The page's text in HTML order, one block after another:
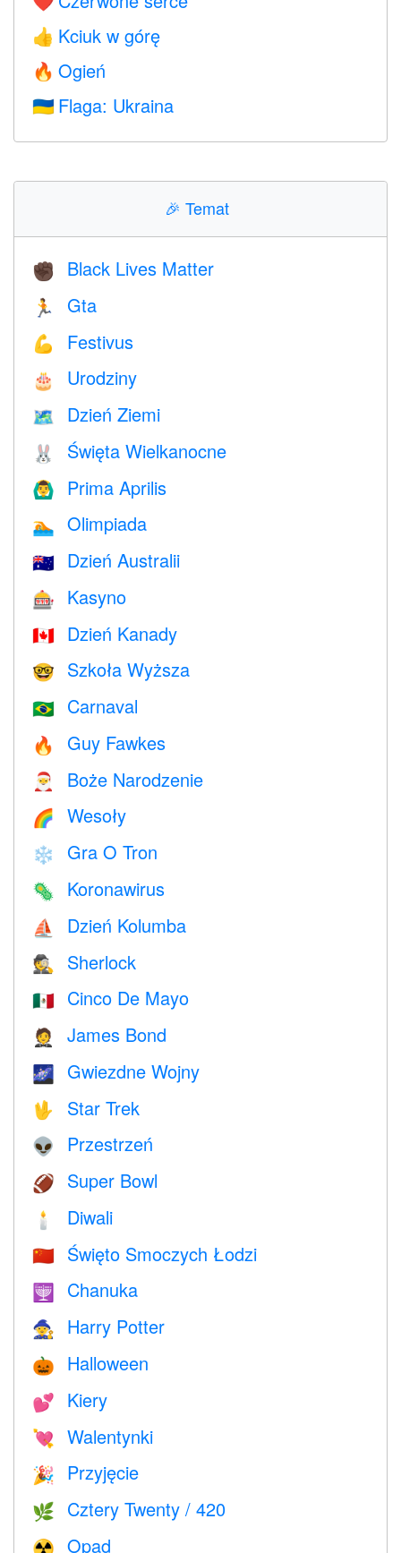
👍 Kciuk w górę
🔥 Ogień
🇺🇦 Flaga: Ukraina
🎉 Temat
✊🏿 Black Lives Matter
🏃 Gta
💪 Festivus
🎂 Urodziny
🗺️ Dzień Ziemi
🐰 Święta Wielkanocne
🙆‍♂️ Prima Aprilis
🏊 Olimpiada
🇦🇺 Dzień Australii
🎰 Kasyno
🇨🇦 Dzień Kanady
🤓 Szkoła Wyższa
🇧🇷 Carnaval
🔥 Guy Fawkes
🎅 Boże Narodzenie
🌈 Wesoły
❄️ Gra O Tron
🦠 Koronawirus
⛵️ Dzień Kolumba
🕵️ Sherlock
🇲🇽 Cinco De Mayo
🤵 James Bond
🌌 Gwiezdne Wojny
🖖 Star Trek
👽 Przestrzeń
🏈 Super Bowl
🕯 Diwali
🇨🇳 Święto Smoczych Łodzi
🕎 Chanuka
🧙 Harry Potter
🎃 Halloween
💕 Kiery
💘 Walentynki
🎉 Przyjęcie
🌿 Cztery Twenty / 420
☢️ Opad